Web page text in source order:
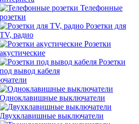
Телефонные
розетки
Розетки для
TV, радио
Розетки
акустические
Розетки
под вывод кабеля
Одноклавишные выключатели
Двухклавишные выключатели